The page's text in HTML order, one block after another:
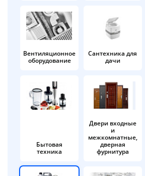
Вентиляционное
оборудование
Сантехника для
дачи
Бытовая
техника
Двери входные
и
межкомнатные,
дверная
фурнитура
по25%каждые 2 недели
Подробнее
об оплате Плайтом
недели
Остались вопросы?
8 800 302-02-51
plait.ru